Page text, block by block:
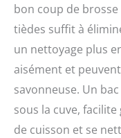
bon coup de
tièdes suffit à
un nettoyage plus
aisément et
savonneuse. Un
sous la cuve,
de cuisson et se